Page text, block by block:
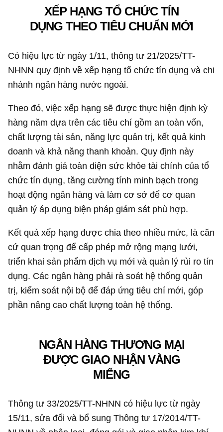
XẾP HẠNG TỔ CHỨC TÍN
DỤNG THEO TIÊU CHUẨN MỚI
Có hiệu lực từ ngày 1/11, thông tư 21/2025/TT-
NHNN quy định về xếp hạng tổ chức tín dụng và chi
nhánh ngân hàng nước ngoài.
Theo đó, việc xếp hạng sẽ được thực hiện định kỳ
hàng năm dựa trên các tiêu chí gồm an toàn vốn,
chất lượng tài sản, năng lực quản trị, kết quả kinh
doanh và khả năng thanh khoản. Quy định này
nhằm đánh giá toàn diện sức khỏe tài chính của tổ
chức tín dụng, tăng cường tính minh bạch trong
hoạt động ngân hàng và làm cơ sở để cơ quan
quản lý áp dụng biện pháp giám sát phù hợp.
Kết quả xếp hạng được chia theo nhiều mức, là căn
cứ quan trọng để cấp phép mở rộng mạng lưới,
triển khai sản phẩm dịch vụ mới và quản lý rủi ro tín
dụng. Các ngân hàng phải rà soát hệ thống quản
trị, kiểm soát nội bộ để đáp ứng tiêu chí mới, góp
phần nâng cao chất lượng toàn hệ thống.
NGÂN HÀNG THƯƠNG MẠI
ĐƯỢC GIAO NHẬN VÀNG
MIẾNG
Thông tư 33/2025/TT-NHNN có hiệu lực từ ngày
15/11, sửa đổi và bổ sung Thông tư 17/2014/TT-